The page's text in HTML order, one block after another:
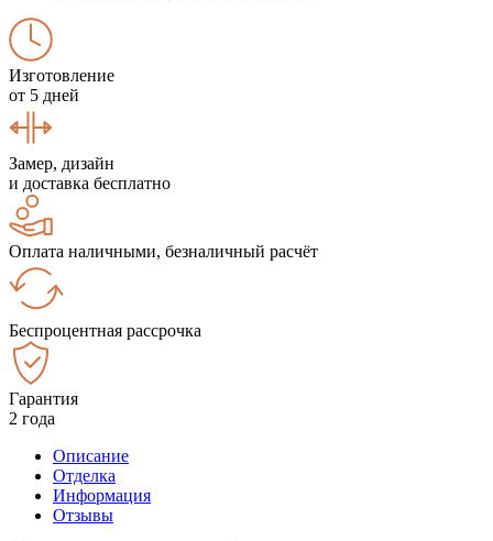
Изготовление
от 5 дней
Замер, дизайн
и доставка бесплатно
Оплата наличными, безналичный расчёт
Беспроцентная рассрочка
Гарантия
2 года
Описание
Отделка
Информация
Отзывы